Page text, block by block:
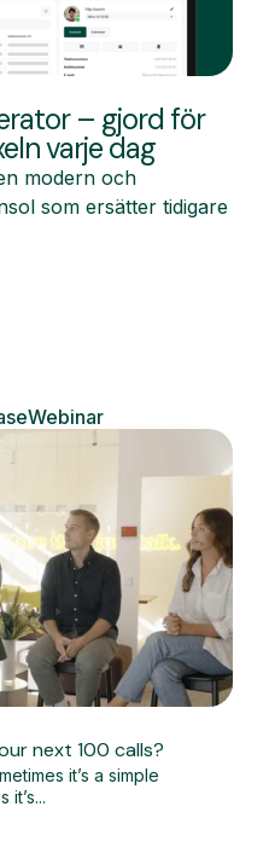
– gjord för
varje dag
modern och
som ersätter tidigare
Webinar
next 100 calls?
it’s a simple